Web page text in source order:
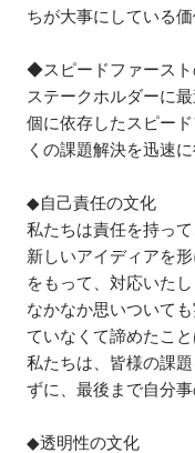
ちが大事にしている価
◆スピードファースト
ステークホルダーに最
個に依存したスピー
くの課題解決を迅速
◆自己責任の文化
私たちは責任を持っ
新しいアイディアを
をもって、対応いたし
なかなか思いついて
ていなくて諦めたこと
私たちは、皆様の課
ずに、最後まで自分事
◆透明性の文化